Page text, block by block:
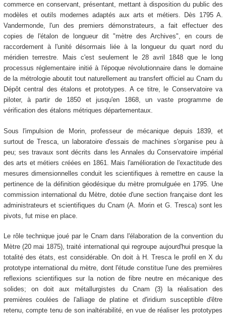
commerce en conservant, présentant, mettant à disposition du public des
modèles et outils modernes adaptés aux arts et métiers. Dès 1795 A.
Vandermonde, l'un des premiers démonstrateurs, a fait effectuer des
copies de l'étalon de longueur dit "mètre des Archives", en cours de
raccordement à l'unité désormais liée à la longueur du quart nord du
méridien terrestre. Mais c'est seulement le 28 avril 1848 que le long
processus réglementaire initié à l'époque révolutionnaire dans le domaine
de la métrologie aboutit tout naturellement au transfert officiel au Cnam du
Dépôt central des étalons et prototypes. A ce titre, le Conservatoire va
piloter, à partir de 1850 et jusqu'en 1868, un vaste programme de
vérification des étalons métriques départementaux.
Sous l'impulsion de Morin, professeur de mécanique depuis 1839, et
surtout de Tresca, un laboratoire d'essais de machines s'organise peu à
peu; ses travaux sont décrits dans les Annales du Conservatoire impérial
des arts et métiers créées en 1861. Mais l'amélioration de l'exactitude des
mesures dimensionnelles conduit les scientifiques à remettre en cause la
pertinence de la définition géodésique du mètre promulguée en 1795. Une
commission international du Mètre, dotée d'une section française dont les
administrateurs et scientifiques du Cnam (A. Morin et G. Tresca) sont les
pivots, fut mise en place.
Le rôle technique joué par le Cnam dans l'élaboration de la convention du
Mètre (20 mai 1875), traité international qui regroupe aujourd'hui presque la
totalité des états, est considérable. On doit à H. Tresca le profil en X du
prototype international du mètre, dont l'étude constitue l'une des premières
reflexions scientifiques sur la notion de fibre neutre en mécanique des
solides; on doit aux métallurgistes du Cnam (3) la réalisation des
premières coulées de l'alliage de platine et d'iridium susceptible d'être
retenu, compte tenu de son inaltérabilité, en vue de réaliser les prototypes